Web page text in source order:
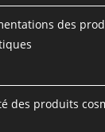
des
des produits